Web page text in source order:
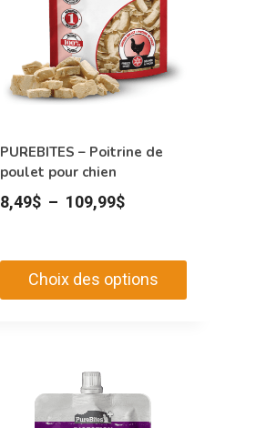
choisies
sur
du
produit
PUREBITES – Poitrine de
poulet pour chien
8,49$ – 109,99$Plage
8,49$
à
Choix des options